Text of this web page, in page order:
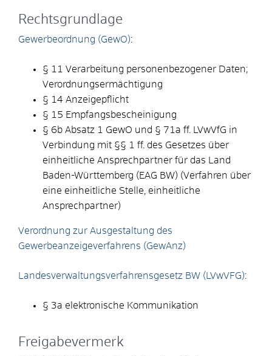
Rechtsgrundlage
Gewerbeordnung (GewO):
§ 11 Verarbeitung personenbezogener Daten;
Verordnungsermächtigung
§ 14 Anzeigepflicht
§ 15 Empfangsbescheinigung
§ 6b Absatz 1 GewO und § 71a ff. LVwVfG in
Verbindung mit §§ 1 ff. des Gesetzes über
einheitliche Ansprechpartner für das Land
Baden-Württemberg (EAG BW) (Verfahren über
eine einheitliche Stelle, einheitliche
Ansprechpartner)
Verordnung zur Ausgestaltung des
Gewerbeanzeigeverfahrens (GewAnz)
Landesverwaltungsverfahrensgesetz BW (LVwVFG):
§ 3a elektronische Kommunikation
Freigabevermerk